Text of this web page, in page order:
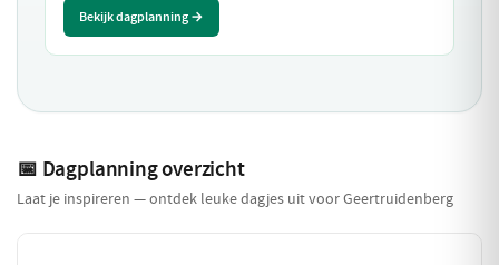
Bekijk dagplanning →
📅 Dagplanning overzicht
Laat je inspireren — ontdek leuke dagjes uit voor Geertruidenberg